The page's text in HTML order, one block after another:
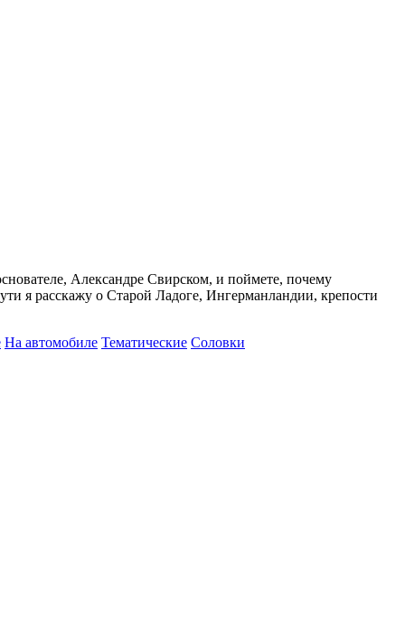
Александре Свирском, и поймете, почему
я расскажу о Старой Ладоге, Ингерманландии, крепости
На автомобиле Тематические Соловки